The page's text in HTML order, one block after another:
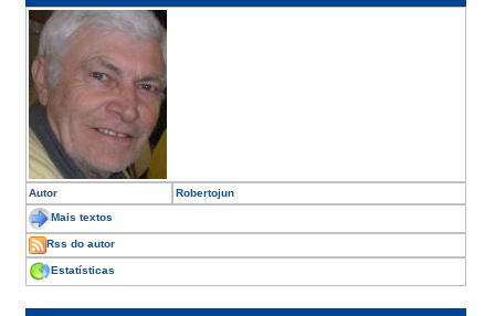
Autor Robertojun
Mais textos
Rss do autor
Estatísticas